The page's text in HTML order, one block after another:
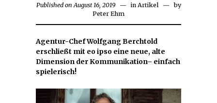
Published on August 16, 2019August
16,
2019
in Artikel
by
Peter Ehm
Agentur-Chef Wolfgang Berchtold
erschließt mit eo ipso eine neue, alte
Dimension der Kommunikation– einfach
spielerisch!